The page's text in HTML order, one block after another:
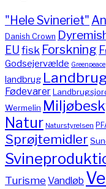
"Hele Svineriet"
Danish Crown
EUfisk Forskning
Godsejervælde Greenpeace
landbrug
Fødevarer
Wermelin
Natur Naturstyrelsen
Sprøjtemidler
TurismeVandløb